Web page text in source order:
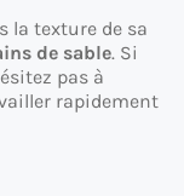
la texture de sa
de sable. Si
pas à
rapidement